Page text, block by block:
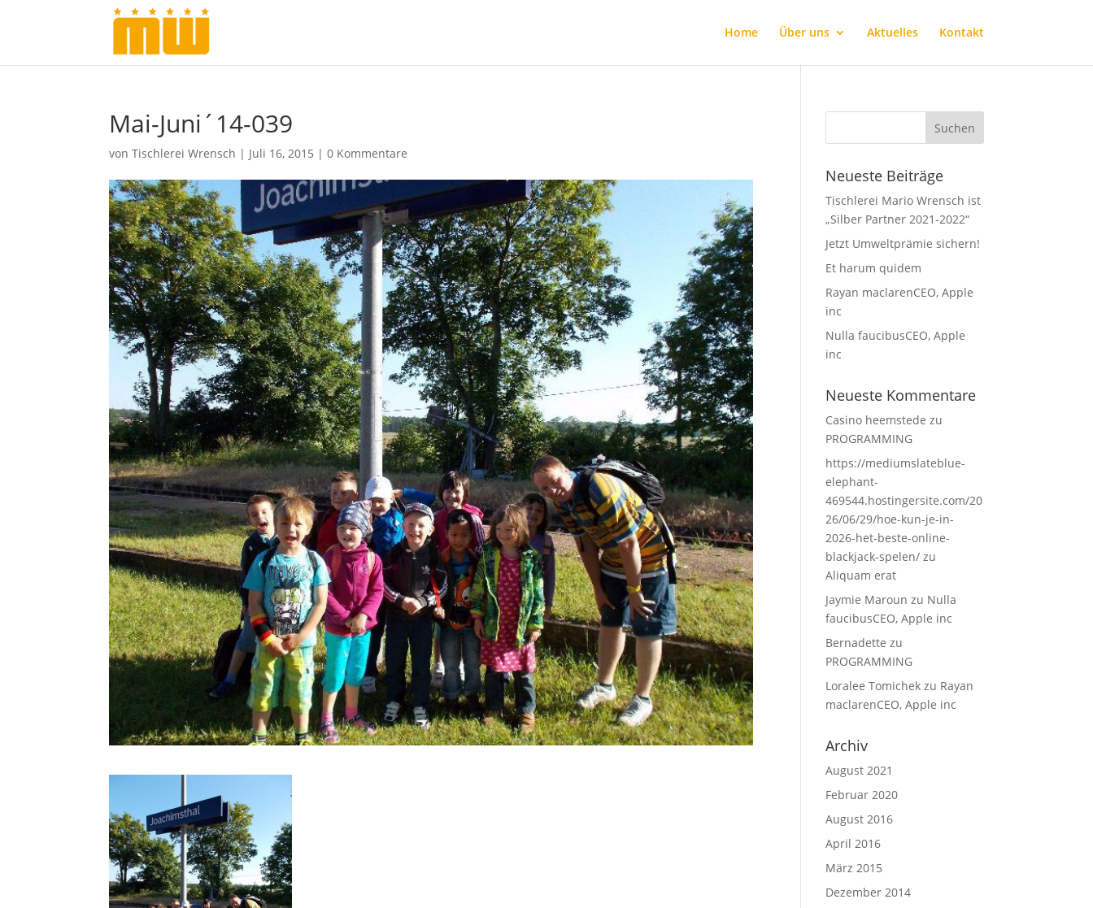
Home Über uns Aktuelles Kontakt
Mai-Juni´14-039
vonTischlerei Wrensch | Juli 16, 2015 |0 Kommentare
Neueste Beiträge
Tischlerei Mario Wrensch ist
„Silber Partner 2021-2022“
Jetzt Umweltprämie sichern!
Et harum quidem
Rayan maclarenCEO, Apple
inc
Nulla faucibusCEO, Apple
inc
Neueste Kommentare
Casino heemstede zu
PROGRAMMING
https://mediumslateblue-
elephant-
469544.hostingersite.com/20
26/06/29/hoe-kun-je-in-
2026-het-beste-online-
blackjack-spelen/ zu
Aliquam erat
Jaymie Maroun zu Nulla
faucibusCEO, Apple inc
Bernadette zu
PROGRAMMING
Loralee Tomichek zu Rayan
maclarenCEO, Apple inc
Archiv
August 2021
Februar 2020
August 2016
April 2016
März 2015
Dezember 2014